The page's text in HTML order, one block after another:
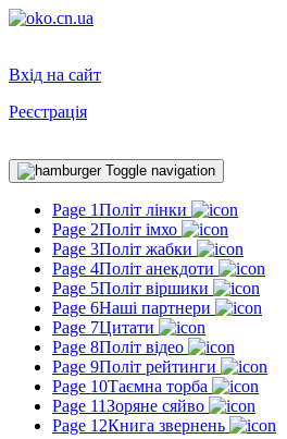
Вхід на сайт
Реєстрація
Toggle navigation
Page 1Політ лінки
Page 2Політ імхо
Page 3Політ жабки
Page 4Політ анекдоти
Page 5Політ віршики
Page 6Наші партнери
Page 7Цитати
Page 8Політ відео
Page 9Політ рейтинги
Page 10Таємна торба
Page 11Зоряне сяйво
Page 12Книга звернень